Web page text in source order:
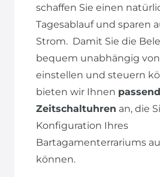
schaffen Sie einen
Tagesablauf und sparen
Strom. Damit Sie die
bequem unabhängig
einstellen und steuern
bieten wir Ihnen
Zeitschaltuhren an, die
Konfiguration Ihres
Bartagamenterrariums
können.